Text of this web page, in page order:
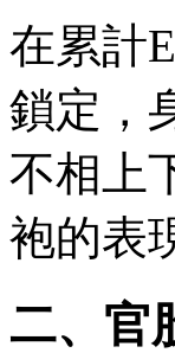
在累計
鎖定，
不相上
袍的表
二、官